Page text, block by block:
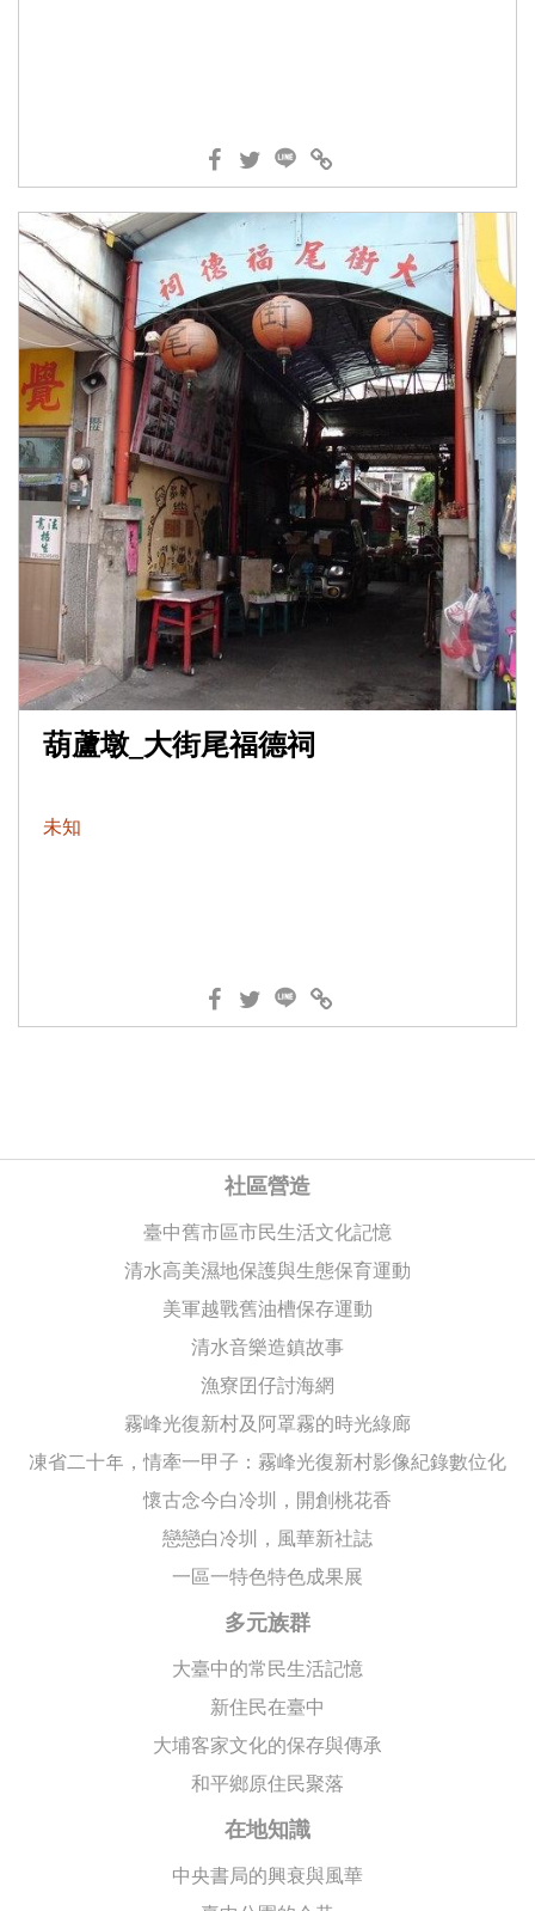
葫蘆墩_大街尾福德祠
未知
社區營造
臺中舊市區市民生活文化記憶
清水高美濕地保護與生態保育運動
美軍越戰舊油槽保存運動
清水音樂造鎮故事
漁寮囝仔討海網
霧峰光復新村及阿罩霧的時光綠廊
凍省二十年，情牽一甲子：霧峰光復新村影像紀錄數位化
懷古念今白冷圳，開創桃花香
戀戀白冷圳，風華新社誌
一區一特色特色成果展
多元族群
大臺中的常民生活記憶
新住民在臺中
大埔客家文化的保存與傳承
和平鄉原住民聚落
在地知識
中央書局的興衰與風華